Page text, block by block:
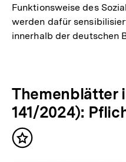
Funktionsweise des
werden dafür
innerhalb der deutschen
Themenblätter
141/2024):
Inhalt